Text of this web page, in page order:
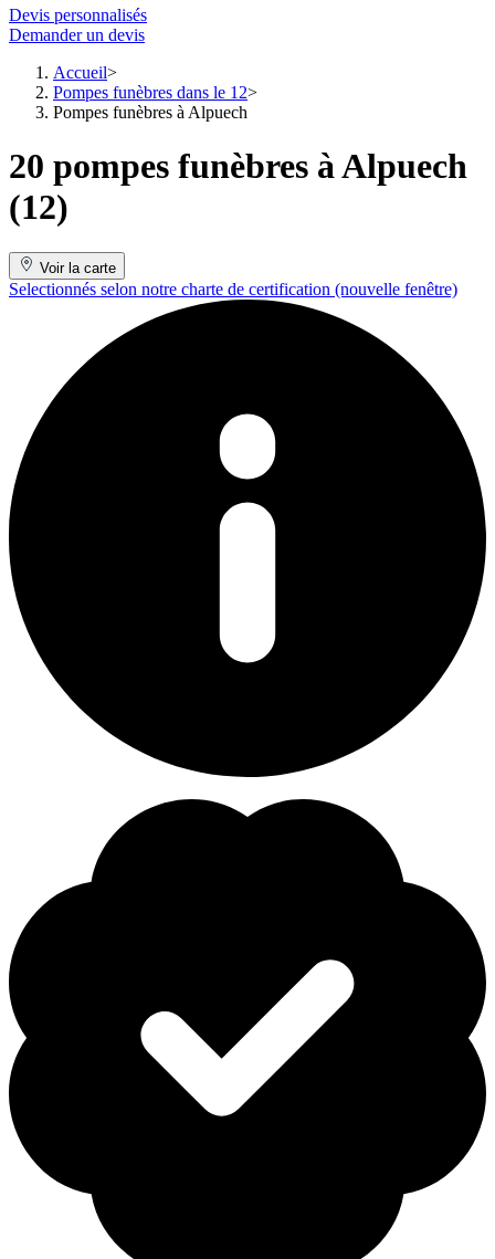
Devis personnalisés
Demander un devis
Accueil
Pompes funèbres dans le 12
Pompes funèbres à Alpuech
20 pompes funèbres à Alpuech
(12)
Voir la carte
Selectionnés selon notre charte de certification (nouvelle fenêtre)